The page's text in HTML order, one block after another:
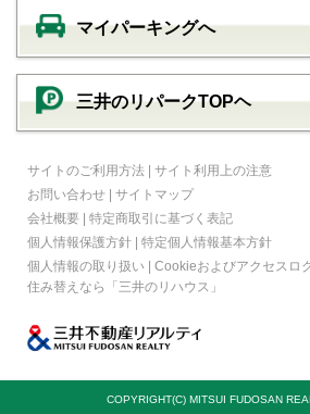
マイパーキングへ
三井のリパークTOPヘ
サイトのご利用方法 | サイト利用上の注意
お問い合わせ | サイトマップ
会社概要 | 特定商取引に基づく表記
個人情報保護方針 | 特定個人情報基本方針
個人情報の取り扱い | Cookieおよびアクセスロ
住み替えなら
「三井のリハウス」
COPYRIGHT(C) MITSUI FUDOSAN